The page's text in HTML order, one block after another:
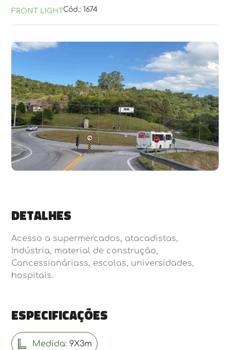
FRONT LIGHTCód.: 1674
Detalhes
Acesso a supermercados, atacadistas,
Indústria, material de construção,
Concessionáriass, escolas, universidades,
hospitais.
Especificações
Medida: 9X3m